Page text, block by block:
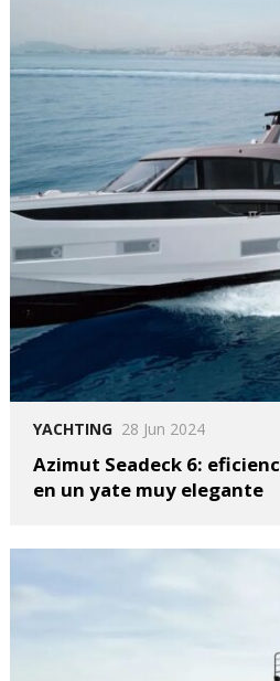
YACHTING 28 Jun 2024
Azimut Seadeck 6:
en un yate muy elegante